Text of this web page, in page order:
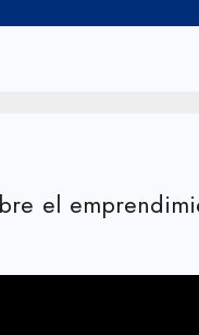
el